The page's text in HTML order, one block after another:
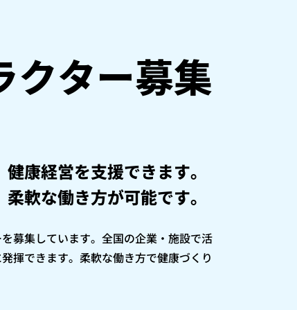
クター募集
康経営を支援できます。
軟な働き方が可能です。
募集しています。全国の企業・施設で活
揮できます。柔軟な働き方で健康づくり